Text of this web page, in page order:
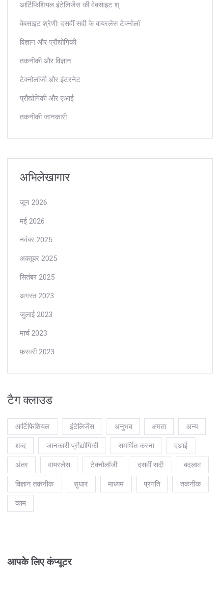
आर्टिफिशियल इंटेलिजेंस की वेबसाइट श्
वेबसाइट श्रेणी: दसवीं सदी के वायरलेस टेक्नोलॉ
विज्ञान और प्रौद्योगिकी
तकनीकी और विज्ञान
टेक्नोलॉजी और इंटरनेट
प्रौद्योगिकी और एआई
तकनीकी जानकारी
अभिलेखागार
जून 2026
मई 2026
नवंबर 2025
अक्तूबर 2025
सितंबर 2025
अगस्त 2023
जुलाई 2023
मार्च 2023
फ़रवरी 2023
टैग क्लाउड
आर्टिफिशियल इंटेलिजेंस अनुभव क्षमता अन्य
शब्द जानकारी प्रौद्योगिकी समर्थित करना एआई
अंतर वायरलेस टेक्नोलॉजी दसवीं सदी बदलाव
विज्ञान तकनीक सुधार माध्यम प्रगति तकनीक
काम
आपके लिए कंप्यूटर